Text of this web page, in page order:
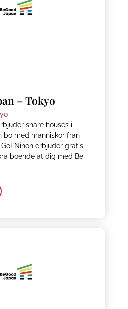
– Tokyo
share houses i
bo med människor från
Go! Nihon erbjuder gratis
boende åt dig med Be